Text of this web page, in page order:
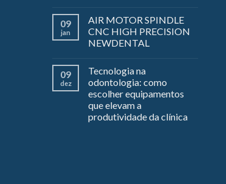
09
jan
AIR MOTOR SPINDLE
CNC HIGH PRECISION
NEWDENTAL
09
dez
Tecnologia na
odontologia: como
escolher equipamentos
que elevam a
produtividade da clínica